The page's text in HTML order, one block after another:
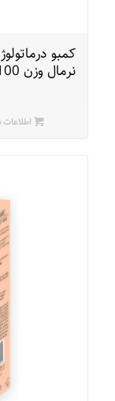
کمبو
نرمال وزن 100
اطلاعات